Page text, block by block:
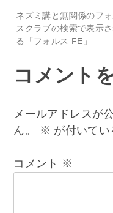
投
稿
ナ
ビ
ゲ
ー
ネズミ講と無関係のフ
スクラブの検索で表示
る「フォルス FE」
コメント
メールアドレスが
ん。
※ が付いて
コメント ※